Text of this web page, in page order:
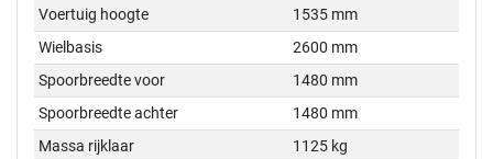
Voertuig hoogte
1535 mm
Wielbasis
2600 mm
Spoorbreedte voor
1480 mm
Spoorbreedte achter
1480 mm
Massa rijklaar
1125 kg